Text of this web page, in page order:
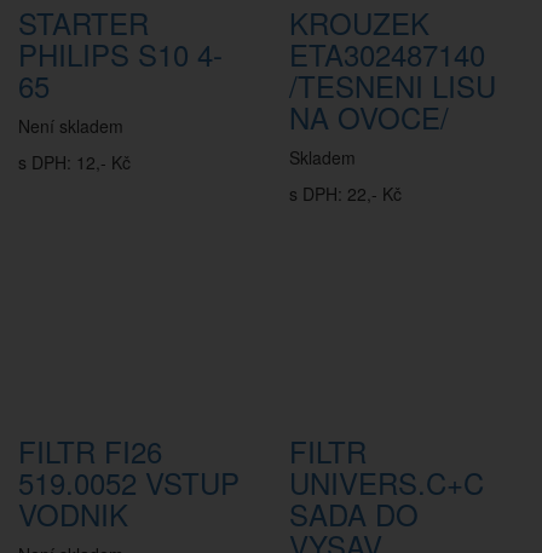
STARTER
PHILIPS S10 4-
65
Není skladem
s DPH: 12,- Kč
KROUZEK
ETA302487140
/TESNENI LISU
NA OVOCE/
Skladem
s DPH: 22,- Kč
FILTR FI26
519.0052 VSTUP
VODNIK
FILTR
UNIVERS.C+C
SADA DO